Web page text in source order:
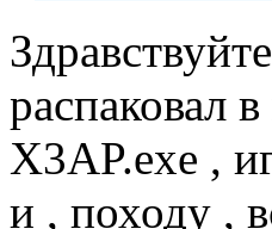
распаковал
X3AP.exe ,
и , походу ,